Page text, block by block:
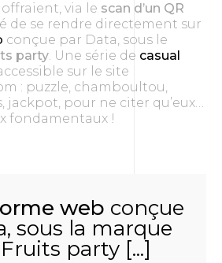
via le scan d’un QR
de se rendre directement sur
conçue par Data, sous le
party. Une série de casual
sur le site
: puzzle, chamboultou,
jackpot, pour ne citer qu’eux…
fondamentaux !
web conçue
sous la marque
party [...]